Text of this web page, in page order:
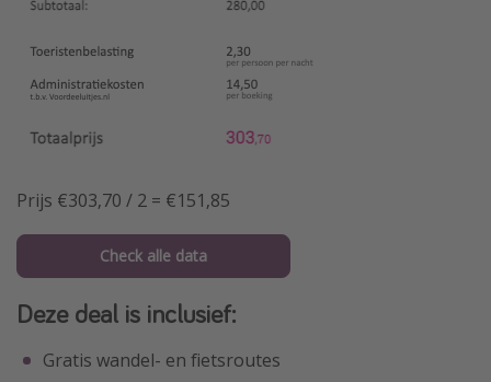
Prijs €303,70 / 2 = €151,85
Check alle data
Deze deal is inclusief:
Gratis wandel- en fietsroutes